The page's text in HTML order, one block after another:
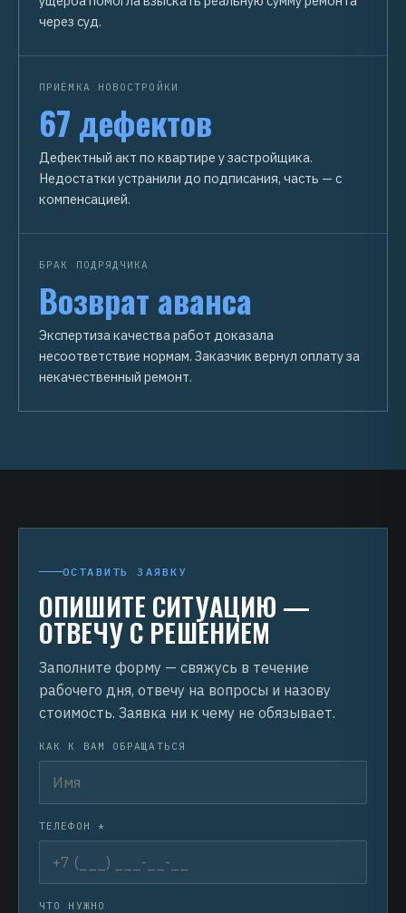
через суд.
ПРИЁМКА НОВОСТРОЙКИ
67 дефектов
Дефектный акт по квартире у застройщика.
Недостатки устранили до подписания, часть — с
компенсацией.
БРАК ПОДРЯДЧИКА
Возврат аванса
Экспертиза качества работ доказала
несоответствие нормам. Заказчик вернул оплату за
некачественный ремонт.
ОСТАВИТЬ ЗАЯВКУ
ОПИШИТЕ СИТУАЦИЮ —
ОТВЕЧУ С РЕШЕНИЕМ
Заполните форму — свяжусь в течение
рабочего дня, отвечу на вопросы и назову
стоимость. Заявка ни к чему не обязывает.
КАК К ВАМ ОБРАЩАТЬСЯ
ТЕЛЕФОН *
ЧТО НУЖНО